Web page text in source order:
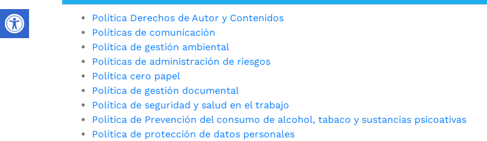
Política Derechos de Autor y Contenidos
Políticas de comunicación
Política de gestión ambiental
Políticas de administración de riesgos
Política cero papel
Política de gestión documental
Política de seguridad y salud en el trabajo
Política de Prevención del consumo de alcohol, tabaco y sustancias psicoativas
Política de protección de datos personales